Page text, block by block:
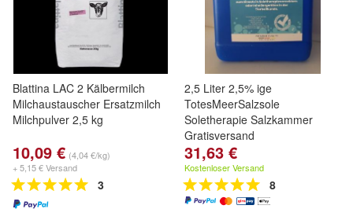
Blattina LAC 2 Kälbermilch
Milchaustauscher Ersatzmilch
Milchpulver 2,5 kg
10,09 € (4,04 €/kg)
+ 5,15 € Versand
3
2,5 Liter 2,5% ige
TotesMeerSalzsole
Soletherapie Salzkammer
Gratisversand
31,63 €
Kostenloser Versand
8